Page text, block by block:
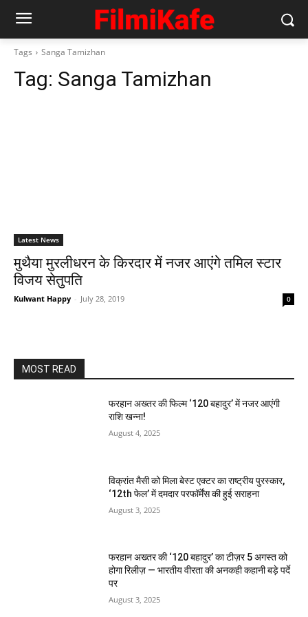
Tags Sanga Tamizhan
Tag: Sanga Tamizhan
Latest News
मुथैया मुरलीधरन के किरदार में नजर आएंगे तमिल स्टार
विजय सेतुपति
Kulwant Happy - July 28, 2019 0
MOST READ
फरहान अख्तर की फिल्म ‘120 बहादुर’ में नजर आएंगी
राशि खन्ना!
August 4, 2025
विक्रांत मैसी को मिला बेस्ट एक्टर का राष्ट्रीय पुरस्कार,
‘12th फेल’ में दमदार परफॉर्मेंस की हुई सराहना
August 3, 2025
फरहान अख्तर की ‘120 बहादुर’ का टीज़र 5 अगस्त को
होगा रिलीज़ — भारतीय वीरता की अनकही कहानी बड़े पर्दे
पर
August 3, 2025